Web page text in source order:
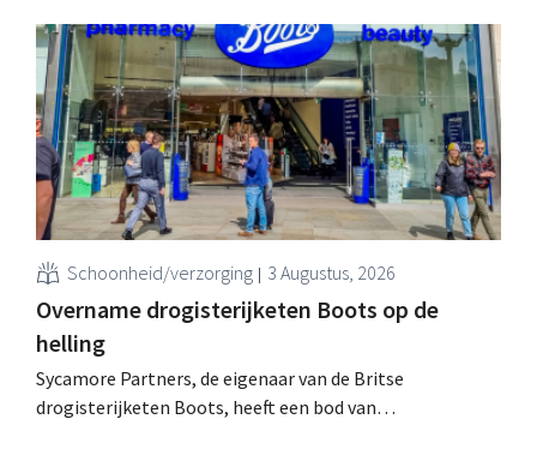
omzetdaling voor het volledige boekjaar.
Schoonheid/verzorging 3 Augustus, 2026
Overname drogisterijketen Boots op de
helling
Sycamore Partners, de eigenaar van de Britse
drogisterijketen Boots, heeft een bod van